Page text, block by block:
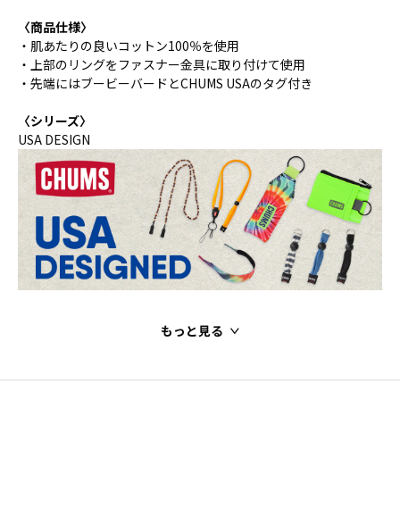
〈商品仕様〉
・肌あたりの良いコットン100％を使用
・上部のリングをファスナー金具に取り付けて使用
・先端にはブービーバードとCHUMS USAのタグ付き
〈シリーズ〉
USA DESIGN
もっと見る